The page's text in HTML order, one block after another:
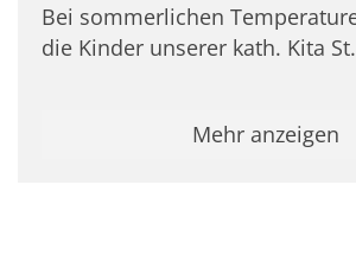
Bei sommerlichen
die Kinder unserer kath. Kita
Mehr anzeigen